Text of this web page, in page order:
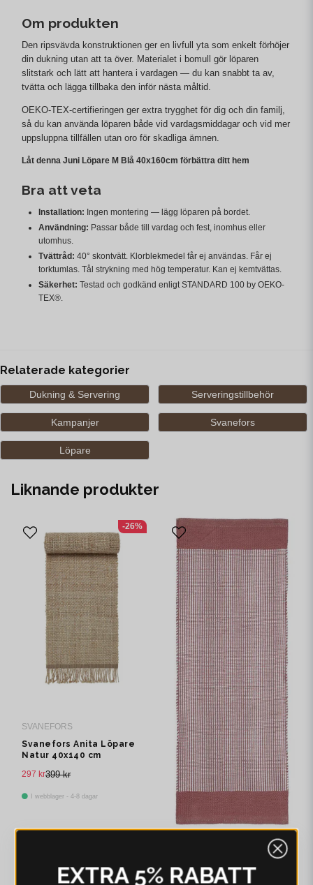
Om produkten
Den ripsvävda konstruktionen ger en livfull yta som enkelt förhöjer
din dukning utan att ta över. Materialet i bomull gör löparen
slitstark och lätt att hantera i vardagen — du kan snabbt ta av,
tvätta och lägga tillbaka den inför nästa måltid.
OEKO-TEX-certifieringen ger extra trygghet för dig och din familj,
så du kan använda löparen både vid vardagsmiddagar och vid mer
uppsluppna tillfällen utan oro för skadliga ämnen.
Låt denna Juni Löpare M Blå 40x160cm förbättra ditt hem
Bra att veta
Installation: Ingen montering — lägg löparen på bordet.
Användning: Passar både till vardag och fest, inomhus eller
utomhus.
Tvättråd: 40° skontvätt. Klorblekmedel får ej användas. Får ej
torktumlas. Tål strykning med hög temperatur. Kan ej kemtvättas.
Säkerhet: Testad och godkänd enligt STANDARD 100 by OEKO-
TEX®.
Relaterade kategorier
Dukning & Servering Serveringstillbehör
Kampanjer Svanefors
Löpare
Liknande produkter
SVANEFORS
Svanefors Anita Löpare
Natur 40x140 cm
399 kr
297 kr
I webblager - 4-8 dagar
-26%
Svanefors Stripe Löpare
Rosa 40x140 cm
EXTRA 5% RABATT